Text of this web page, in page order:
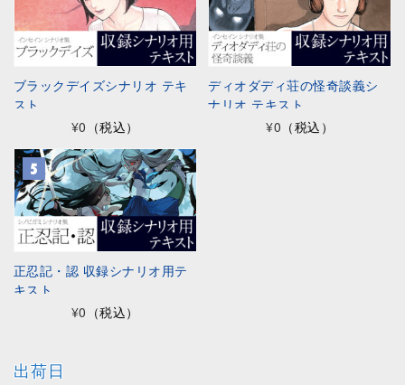
ブラックデイズシナリオ テキ
スト
¥0 （税込）
ディオダディ荘の怪奇談義シ
ナリオ テキスト
¥0 （税込）
正忍記・認 収録シナリオ用テ
キスト
¥0 （税込）
出荷日